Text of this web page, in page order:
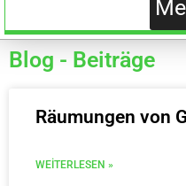
Blog - Beiträge
Räumungen von
WEITERLESEN »